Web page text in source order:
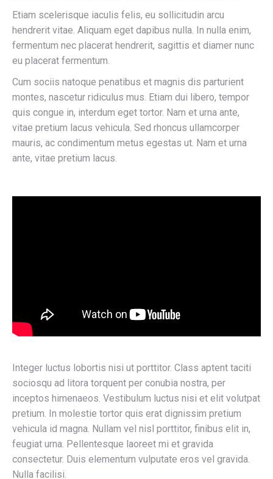
Etiam scelerisque iaculis felis, eu sollicitudin arcu
hendrerit vitae. Aliquam eget dapibus nulla. In nulla enim,
fermentum nec placerat hendrerit, sagittis et diamer nunc
eu placerat fermentum.
Cum sociis natoque penatibus et magnis dis parturient
montes, nascetur ridiculus mus. Etiam dui libero, tempor
quis congue in, interdum eget tortor. Nam et urna ante,
vitae pretium lacus vehicula. Sed rhoncus ullamcorper
mauris, ac condimentum metus egestas ut. Nam et urna
ante, vitae pretium lacus.
Integer luctus lobortis nisi ut porttitor. Class aptent taciti
sociosqu ad litora torquent per conubia nostra, per
inceptos himenaeos. Vestibulum luctus nisi et elit volutpat
pretium. In molestie tortor quis erat dignissim pretium
vehicula id magna. Nullam vel nisl porttitor, finibus elit in,
feugiat urna. Pellentesque laoreet mi et gravida
consectetur. Duis elementum vulputate eros vel gravida.
Nulla facilisi.